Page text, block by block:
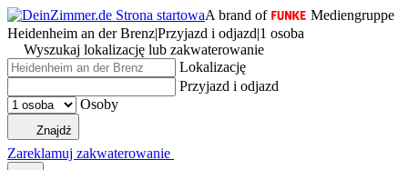
A brand of
Mediengruppe
Heidenheim an der Brenz|Przyjazd i odjazd|1 osoba
Wyszukaj lokalizację lub zakwaterowanie
Lokalizację
Przyjazd i odjazd
Osoby
Znajdź
Zareklamuj zakwaterowanie